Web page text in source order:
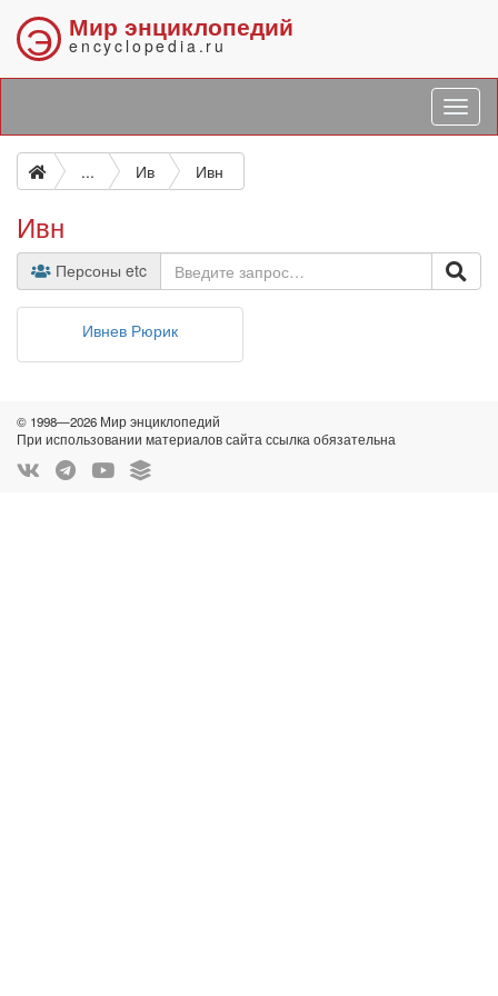
Э Мир энциклопедий
encyclopedia.ru
... Ив Ивн
Ивн
Персоны etc
Ивнев Рюрик
© 1998—2026 Мир энциклопедий
При использовании материалов сайта ссылка обязательна